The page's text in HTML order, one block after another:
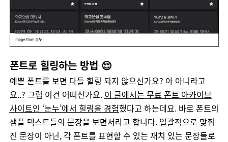
폰트로 힐링하는 방법 😌
예쁜 폰트를 보면 다들 힐링 되지 않으신가요? 아 아니라고
요..? 그럼 이건 어떠신가요. 이 글에서는 무료 폰트 아카이브
사이트인 ‘눈누’에서 힐링을 경험했다고 하는데요. 바로 폰트의
샘플 텍스트들의 문장을 보면서라고 합니다. 일괄적으로 맞춰
진 문장이 아닌, 각폰트를 표현할수 있는 재치 있는 문장들로